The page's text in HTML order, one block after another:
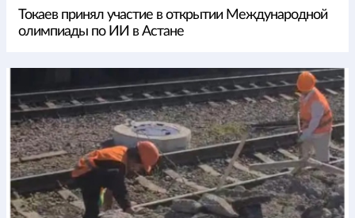
Токаев принял участие в открытии Международной
олимпиады по ИИ в Астане